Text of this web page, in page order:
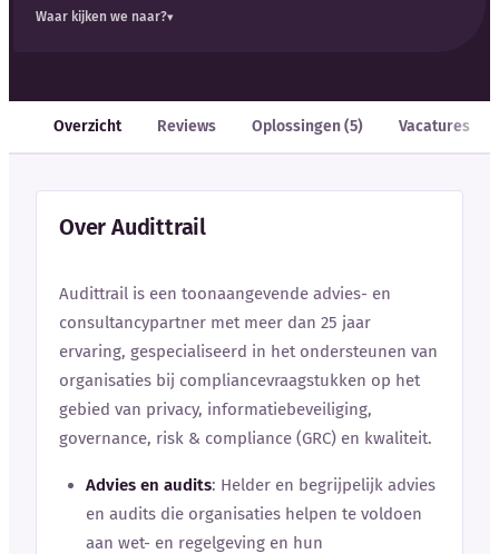
Waar kijken we naar?
Overzicht Reviews Oplossingen (5) Vacatures
Over Audittrail
Audittrail is een toonaangevende advies- en
consultancypartner met meer dan 25 jaar
ervaring, gespecialiseerd in het ondersteunen van
organisaties bij compliancevraagstukken op het
gebied van privacy, informatiebeveiliging,
governance, risk & compliance (GRC) en kwaliteit.
Advies en audits: Helder en begrijpelijk advies
en audits die organisaties helpen te voldoen
aan wet- en regelgeving en hun